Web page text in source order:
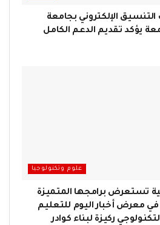
الإلكتروني بجامعة
يؤكد تقديم الدعم الكامل
علوم وتكنولوجيا
تستعرض برامجها المتميزة
في معرض أخبار اليوم للتعليم
ركيزة لبناء كوادر